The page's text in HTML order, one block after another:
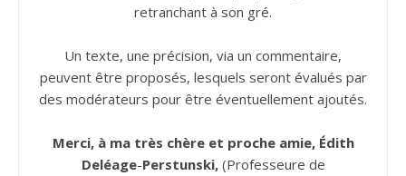
retranchant à son gré.
Un texte, une précision, via un commentaire,
peuvent être proposés, lesquels seront évalués par
des modérateurs pour être éventuellement ajoutés.
Merci, à ma très chère et proche amie, Édith
Deléage-Perstunski,(Professeure de